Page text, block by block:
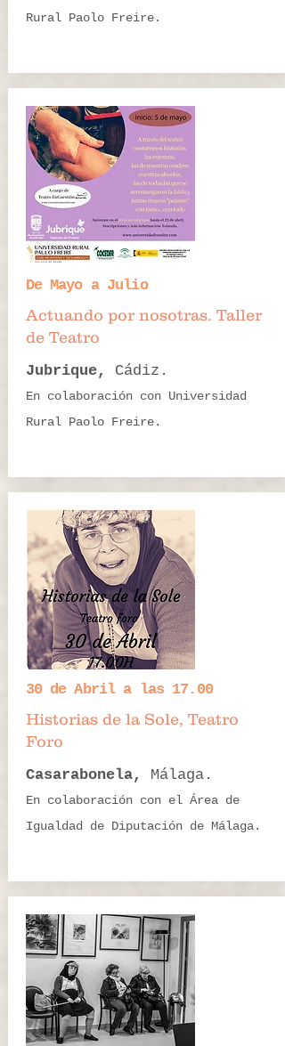
Rural Paolo Freire.
De Mayo a Julio
Actuando por nosotras. Taller
de Teatro
Jubrique, Cádiz.
En colaboración con Universidad
Rural Paolo Freire.
30 de Abril a las 17.00
Historias de la Sole, Teatro
Foro
Casarabonela, Málaga.
En colaboración con el Área de
Igualdad de Diputación de Málaga.